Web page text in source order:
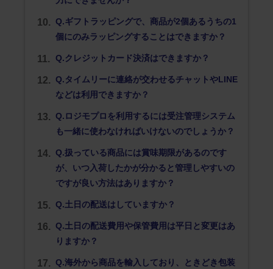
Q.ギフトラッピングで、商品が2個あるうちの1
個にのみラッピングすることはできますか？
Q.クレジットカード決済はできますか？
Q.タイムリーに連絡が交わせるチャットやLINE
などは利用できますか？
Q.ロジモプロを利用するには受注管理システム
も一緒に使わなければいけないのでしょうか？
Q.扱っている商品には賞味期限があるのです
が、いつ入荷したかが分かると管理しやすいの
ですが良い方法はありますか？
Q.土日の配送はしていますか？
Q.土日の配送費用や保管費用は平日と変更はあ
りますか？
Q.海外から商品を輸入しており、ときどき包装